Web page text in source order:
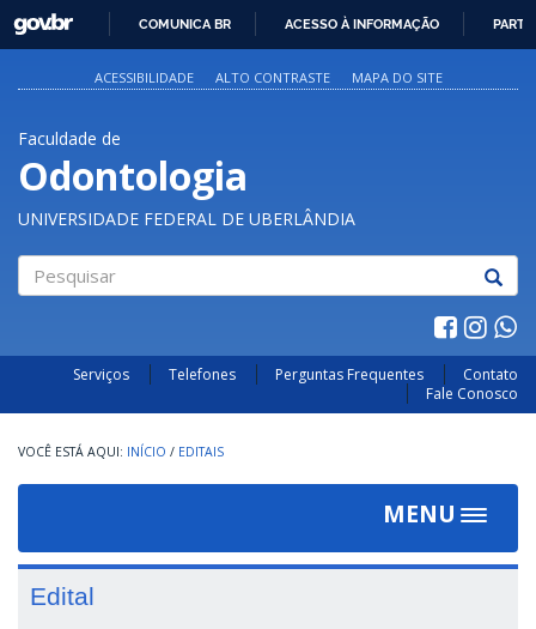
PARA
O
GOVBR
COMUNICA BR ACESSO À INFORMAÇÃO
ACESSIBILIDADE ALTO CONTRASTE MAPA DO SITE
Faculdade de
Odontologia
UNIVERSIDADE FEDERAL DE UBERLÂNDIA
Serviços Telefones Perguntas Frequentes
Contato
Fale Conosco
INÍCIO / EDITAIS
MENU
Toggle
Edital